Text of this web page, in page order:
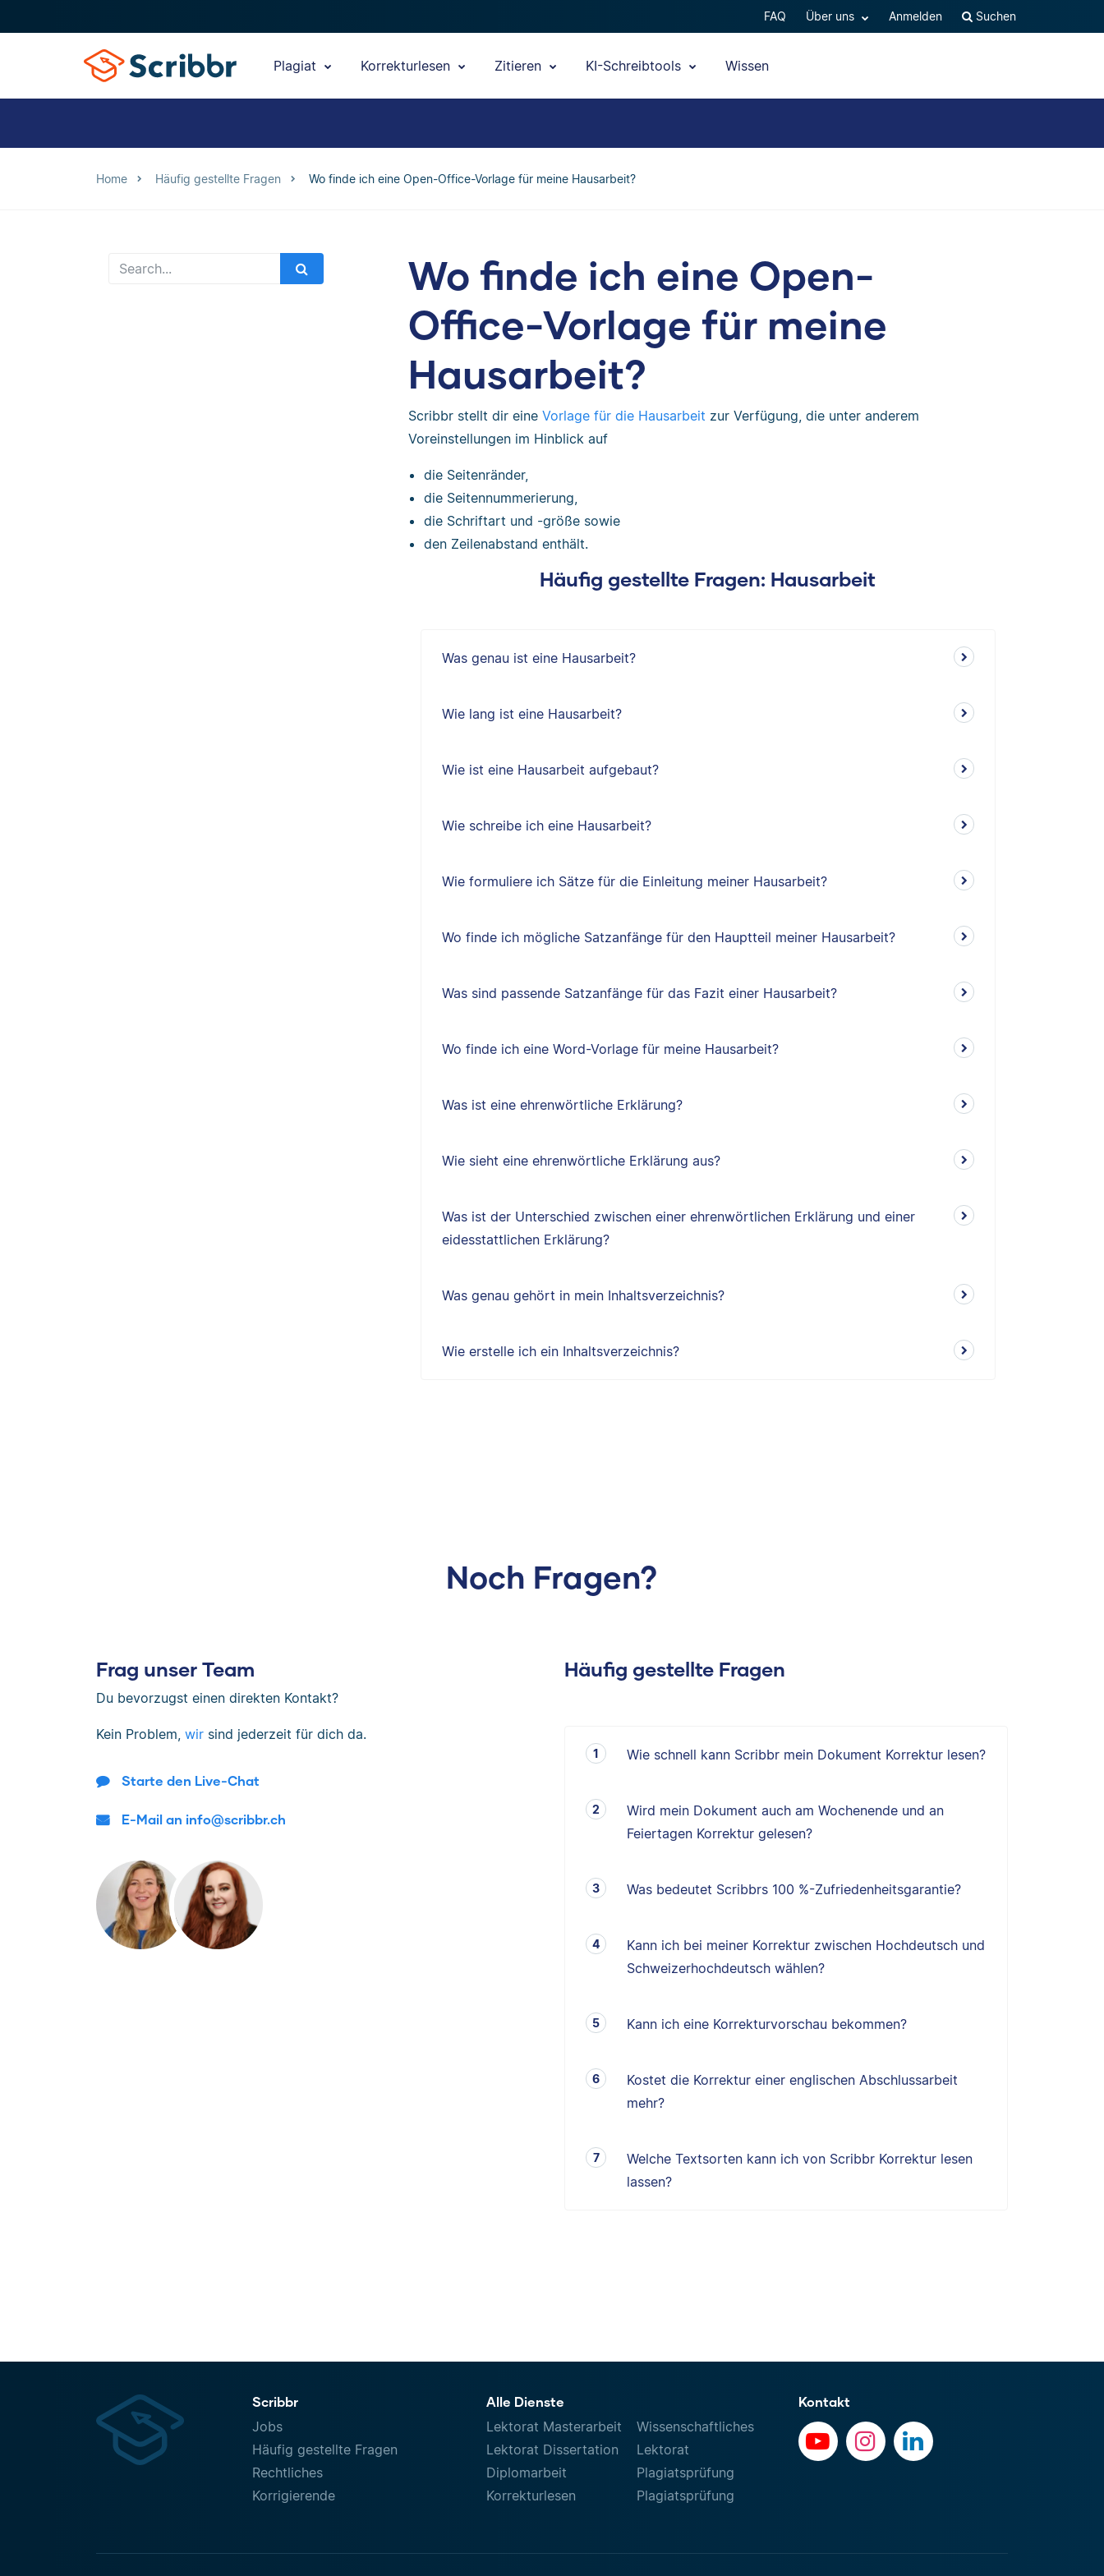
FAQ Über uns Anmelden Suchen
Plagiat Korrekturlesen Zitieren KI-Schreibtools Wissen
Home Häufig gestellte Fragen Wo finde ich eine Open-Office-Vorlage für meine Hausarbeit?
Wo finde ich eine Open-
Office-Vorlage für meine
Hausarbeit?
Scribbr stellt dir eine Vorlage für die Hausarbeit zur Verfügung, die unter anderem
Voreinstellungen im Hinblick auf
die Seitenränder,
die Seitennummerierung,
die Schriftart und -größe sowie
den Zeilenabstand enthält.
Häufig gestellte Fragen: Hausarbeit
Was genau ist eine Hausarbeit?
Wie lang ist eine Hausarbeit?
Wie ist eine Hausarbeit aufgebaut?
Wie schreibe ich eine Hausarbeit?
Wie formuliere ich Sätze für die Einleitung meiner Hausarbeit?
Wo finde ich mögliche Satzanfänge für den Hauptteil meiner Hausarbeit?
Was sind passende Satzanfänge für das Fazit einer Hausarbeit?
Wo finde ich eine Word-Vorlage für meine Hausarbeit?
Was ist eine ehrenwörtliche Erklärung?
Wie sieht eine ehrenwörtliche Erklärung aus?
Was ist der Unterschied zwischen einer ehrenwörtlichen Erklärung und einer
eidesstattlichen Erklärung?
Was genau gehört in mein Inhaltsverzeichnis?
Wie erstelle ich ein Inhaltsverzeichnis?
Noch Fragen?
Frag unser Team
Du bevorzugst einen direkten Kontakt?
Kein Problem, wir sind jederzeit für dich da.
Starte den Live-Chat
E-Mail an info@scribbr.ch
Häufig gestellte Fragen
Wie schnell kann Scribbr mein Dokument Korrektur lesen?
Wird mein Dokument auch am Wochenende und an
Feiertagen Korrektur gelesen?
Was bedeutet Scribbrs 100 %-Zufriedenheitsgarantie?
Kann ich bei meiner Korrektur zwischen Hochdeutsch und
Schweizerhochdeutsch wählen?
Kann ich eine Korrekturvorschau bekommen?
Kostet die Korrektur einer englischen Abschlussarbeit
mehr?
Welche Textsorten kann ich von Scribbr Korrektur lesen
lassen?
Scribbr
Jobs
Häufig gestellte Fragen
Rechtliches
Korrigierende
Alle Dienste
Lektorat Masterarbeit
Lektorat Dissertation
Diplomarbeit
Korrekturlesen
Wissenschaftliches
Lektorat
Plagiatsprüfung
Plagiatsprüfung
Kontakt